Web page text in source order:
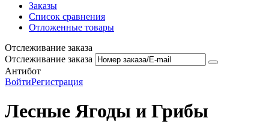
Заказы
Список сравнения
Отложенные товары
Отслеживание заказа
Отслеживание заказа
Антибот
ВойтиРегистрация
Лесные Ягоды и Грибы